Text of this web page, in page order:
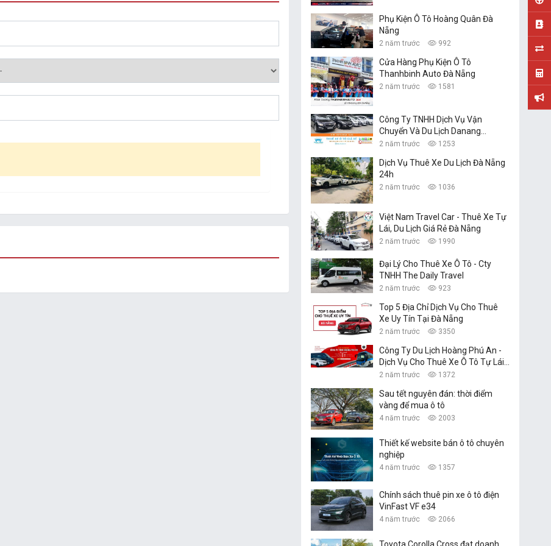
Phụ Kiện Ô Tô Hoàng Quân Đà
Nẵng
2 năm trước 992
Cửa Hàng Phụ Kiện Ô Tô
Thanhbinh Auto Đà Nẵng
2 năm trước 1581
Công Ty TNHH Dịch Vụ Vận
Chuyển Và Du Lịch Danang
Transfer
2 năm trước 1253
Dịch Vụ Thuê Xe Du Lịch Đà Nẵng
24h
2 năm trước 1036
Việt Nam Travel Car - Thuê Xe Tự
Lái, Du Lịch Giá Rẻ Đà Nẵng
2 năm trước 1990
Đại Lý Cho Thuê Xe Ô Tô - Cty
TNHH The Daily Travel
2 năm trước 923
Top 5 Địa Chỉ Dịch Vụ Cho Thuê
Xe Uy Tín Tại Đà Nẵng
2 năm trước 3350
Công Ty Du Lịch Hoàng Phú An -
Dịch Vụ Cho Thuê Xe Ô Tô Tự Lái,
Xe Du Lịch Đà Nẵng
2 năm trước 1372
Sau tết nguyên đán: thời điểm
vàng để mua ô tô
4 năm trước 2003
Thiết kế website bán ô tô chuyên
nghiệp
4 năm trước 1357
Chính sách thuê pin xe ô tô điện
VinFast VF e34
4 năm trước 2066